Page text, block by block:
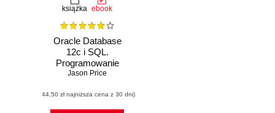
książka ebook
Oracle Database
12c i SQL.
Programowanie
Jason Price
(44,50 zł najniższa cena z 30 dni)